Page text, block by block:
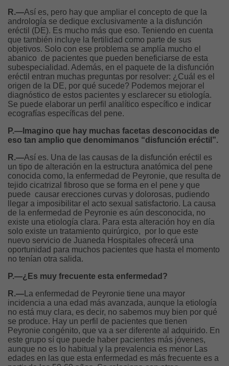
R.—Así es, pero hay que ampliar el concepto de que la
andrología se dedique exclusivamente a la disfunción
eréctil (DE). Es mucho más que eso. Teniendo en cuenta
que también incluye la fertilidad como parte de sus
objetivos. Solo con ese problema se amplía mucho el
abanico de pacientes que pueden beneficiarse de esta
subespecialidad. Además, en el paquete de la disfunción
eréctil entran muchas preguntas por resolver: ¿Cuál es el
origen de la DE, por qué sucede? Podemos mejorar el
diagnóstico de estos pacientes y esclarecer su etiología.
Se puede elaborar un perfil analítico específico e indicar
ecografías específicas del pene.
P.—Imagino que hay muchas facetas desconocidas de
eso tan amplio que denomimanos “disfunción eréctil”.
R.—Así es. Una de las causas de la disfunción eréctil es
un tipo de alteración en la estructura anatómica del pene
conocida como, la enfermedad de Peyronie, que resulta de
tejido cicatrizal fibroso que se forma en el pene y que
puede causar erecciones curvas y dolorosas, pudiendo
llegar a imposibilitar el acto sexual satisfactorio. La causa
de la enfermedad de Peyronie es aún desconocida, no
existe una etiología clara. Para esta alteración hoy en día
solo existe un tratamiento quirúrgico, por lo que este
nuevo servicio de Juaneda Hospitales ofrecerá una
oportunidad para muchos pacientes que hasta el momento
no tenían otra salida.
P.—¿Es muy frecuente esta enfermedad?
R.— La enfermedad de Peyronie tiene una mayor
incidencia a una edad más avanzada, aunque la etiología
no está muy clara, es decir, no sabemos muy bien por qué
se produce. Hay un perfil de pacientes que tienen
Peyronie congénito, que va a ser diferente al adquirido. En
este grupo sí que puede haber pacientes más jóvenes,
aunque no es lo habitual y la prevalencia es menor Las
edades en las que esta enfermedad es más frecuente es a